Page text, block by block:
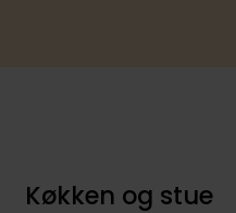
Køkken og stue